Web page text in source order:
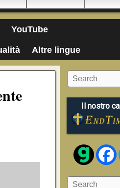
YouTube
Altre lingue
Il nostro